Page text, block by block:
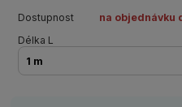
Dostupnost
na objednávku
Délka L